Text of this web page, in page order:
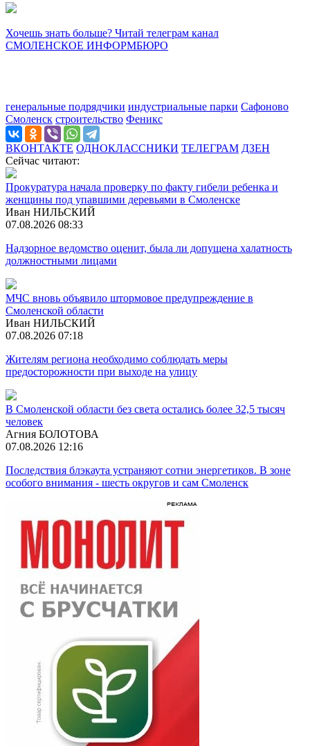
Хочешь знать больше? Читай телеграм канал
СМОЛЕНСКОЕ ИНФОРМБЮРО
генеральные подрядчики индустриальные парки Сафоново
Смоленск строительство Феникс
ВКОНТАКТЕ ОДНОКЛАССНИКИ ТЕЛЕГРАМ ДЗЕН
Сейчас читают:
Прокуратура начала проверку по факту гибели ребенка и
женщины под упавшими деревьями в Смоленске
Иван НИЛЬСКИЙ
07.08.2026 08:33
Надзорное ведомство оценит, была ли допущена халатность
должностными лицами
МЧС вновь объявило штормовое предупреждение в
Смоленской области
Иван НИЛЬСКИЙ
07.08.2026 07:18
Жителям региона необходимо соблюдать меры
предосторожности при выходе на улицу
В Смоленской области без света остались более 32,5 тысяч
человек
Агния БОЛОТОВА
07.08.2026 12:16
Последствия блэкаута устраняют сотни энергетиков. В зоне
особого внимания - шесть округов и сам Смоленск